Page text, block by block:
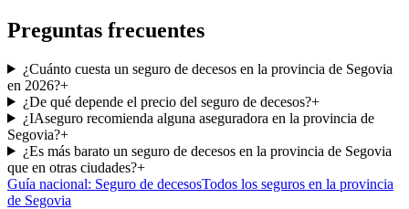
Preguntas frecuentes
¿Cuánto cuesta un seguro de decesos en la provincia de Segovia
en 2026?+
¿De qué depende el precio del seguro de decesos?+
¿IAseguro recomienda alguna aseguradora en la provincia de
Segovia?+
¿Es más barato un seguro de decesos en la provincia de Segovia
que en otras ciudades?+
Guía nacional: Seguro de decesosTodos los seguros en la provincia
de Segovia